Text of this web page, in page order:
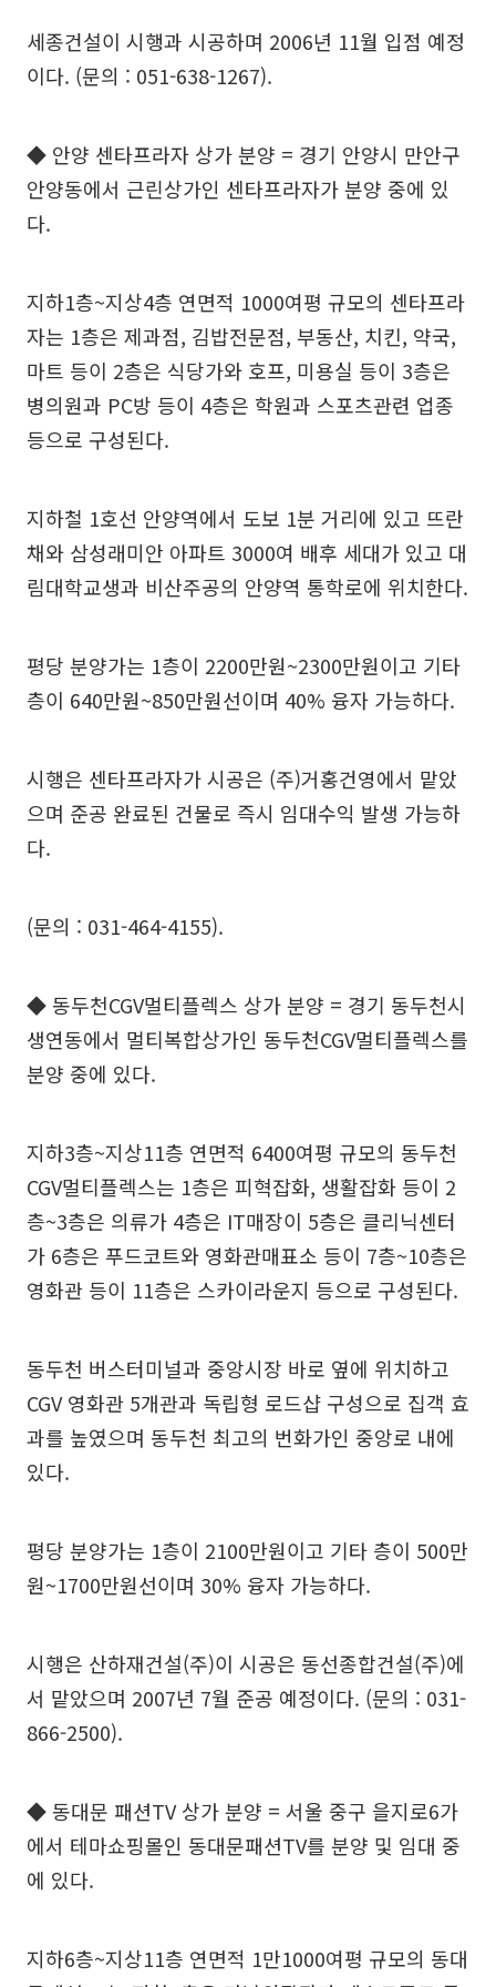
세종건설이 시행과 시공하며 2006년 11월 입점 예정
이다. (문의 : 051-638-1267).
◆ 안양 센타프라자 상가 분양 = 경기 안양시 만안구
안양동에서 근린상가인 센타프라자가 분양 중에 있
다.
지하1층~지상4층 연면적 1000여평 규모의 센타프라
자는 1층은 제과점, 김밥전문점, 부동산, 치킨, 약국,
마트 등이 2층은 식당가와 호프, 미용실 등이 3층은
병의원과 PC방 등이 4층은 학원과 스포츠관련 업종
등으로 구성된다.
지하철 1호선 안양역에서 도보 1분 거리에 있고 뜨란
채와 삼성래미안 아파트 3000여 배후 세대가 있고 대
림대학교생과 비산주공의 안양역 통학로에 위치한다.
평당 분양가는 1층이 2200만원~2300만원이고 기타
층이 640만원~850만원선이며 40% 융자 가능하다.
시행은 센타프라자가 시공은 (주)거홍건영에서 맡았
으며 준공 완료된 건물로 즉시 임대수익 발생 가능하
다.
(문의 : 031-464-4155).
◆ 동두천CGV멀티플렉스 상가 분양 = 경기 동두천시
생연동에서 멀티복합상가인 동두천CGV멀티플렉스를
분양 중에 있다.
지하3층~지상11층 연면적 6400여평 규모의 동두천
CGV멀티플렉스는 1층은 피혁잡화, 생활잡화 등이 2
층~3층은 의류가 4층은 IT매장이 5층은 클리닉센터
가 6층은 푸드코트와 영화관매표소 등이 7층~10층은
영화관 등이 11층은 스카이라운지 등으로 구성된다.
동두천 버스터미널과 중앙시장 바로 옆에 위치하고
CGV 영화관 5개관과 독립형 로드샵 구성으로 집객 효
과를 높였으며 동두천 최고의 번화가인 중앙로 내에
있다.
평당 분양가는 1층이 2100만원이고 기타 층이 500만
원~1700만원선이며 30% 융자 가능하다.
시행은 산하재건설(주)이 시공은 동선종합건설(주)에
서 맡았으며 2007년 7월 준공 예정이다. (문의 : 031-
866-2500).
◆ 동대문 패션TV 상가 분양 = 서울 중구 을지로6가
에서 테마쇼핑몰인 동대문패션TV를 분양 및 임대 중
에 있다.
지하6층~지상11층 연면적 1만1000여평 규모의 동대